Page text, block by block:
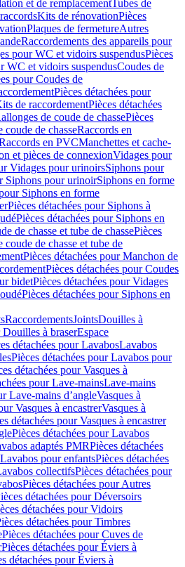
et de remplacementTubes de
Kits de rénovationPièces
Plaques de fermetureAutres
Raccordements des appareils pour
pour WC et vidoirs suspendusPièces
WC et vidoirs suspendusCoudes de
pour Coudes de
Pièces détachées pour
de raccordementPièces détachées
de coude de chassePièces
coude de chasseRaccords en
en PVCManchettes et cache-
et pièces de connexionVidages pour
Vidages pour urinoirsSiphons pour
Siphons pour urinoirSiphons en forme
Siphons en forme
Pièces détachées pour Siphons à
Pièces détachées pour Siphons en
de chasse et tube de chassePièces
de chasse et tube de
Pièces détachées pour Manchon de
Pièces détachées pour Coudes
bidetPièces détachées pour Vidages
Pièces détachées pour Siphons en
RaccordementsJointsDouilles à
Douilles à braserEspace
détachées pour LavabosLavabos
Pièces détachées pour Lavabos pour
détachées pour Vasques à
pour Lave-mainsLave-mains
Lave-mains d’angleVasques à
Vasques à encastrerVasques à
détachées pour Vasques à encastrer
Pièces détachées pour Lavabos
adaptés PMRPièces détachées
Lavabos pour enfantsPièces détachées
collectifsPièces détachées pour
Pièces détachées pour Autres
détachées pour Déversoirs
détachées pour Vidoirs
détachées pour Timbres
Pièces détachées pour Cuves de
Pièces détachées pour Éviers à
détachées pour Éviers à